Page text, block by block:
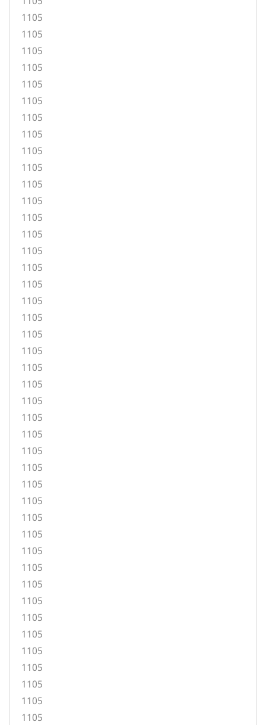
1105
1105
1105
1105
1105
1105
1105
1105
1105
1105
1105
1105
1105
1105
1105
1105
1105
1105
1105
1105
1105
1105
1105
1105
1105
1105
1105
1105
1105
1105
1105
1105
1105
1105
1105
1105
1105
1105
1105
1105
1105
1105
1105